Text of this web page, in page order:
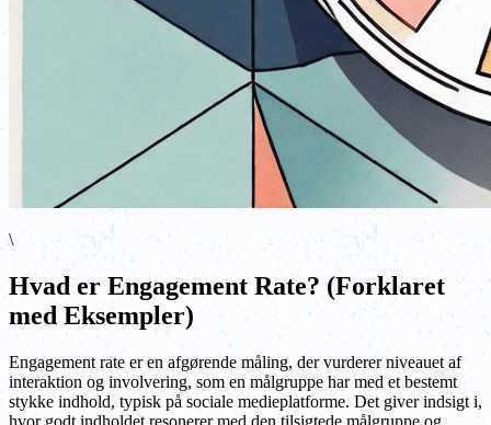
\
Hvad er Engagement Rate? (Forklaret
med Eksempler)
Engagement rate er en afgørende måling, der vurderer niveauet af
interaktion og involvering, som en målgruppe har med et bestemt
stykke indhold, typisk på sociale medieplatforme. Det giver indsigt i,
hvor godt indholdet resonerer med den tilsigtede målgruppe og